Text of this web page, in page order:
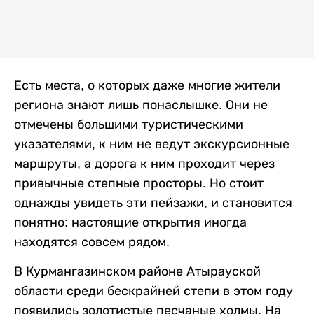
Есть места, о которых даже многие жители
региона знают лишь понаслышке. Они не
отмечены большими туристическими
указателями, к ним не ведут экскурсионные
маршруты, а дорога к ним проходит через
привычные степные просторы. Но стоит
однажды увидеть эти пейзажи, и становится
понятно: настоящие открытия иногда
находятся совсем рядом.
В Курмангазинском районе Атырауской
области среди бескрайней степи в этом году
появились золотистые песчаные холмы. На